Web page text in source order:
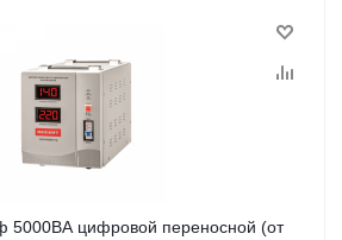
5000ВА цифровой переносной (от